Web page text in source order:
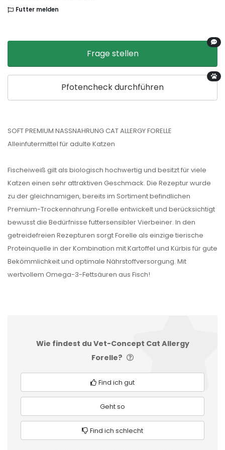
Futter melden
Frage stellen
Pfotencheck durchführen
SOFT PREMIUM NASSNAHRUNG CAT ALLERGY FORELLE
Alleinfutermittel für adulte Katzen
Fischeiweiß gilt als biologisch hochwertig und besitzt für viele
Katzen einen sehr attraktiven Geschmack. Die Rezeptur wurde
zu der gleichnamigen, bereits im Sortiment befindlichen
Premium-Trockennahrung Forelle entwickelt und berücksichtigt
bewusst die Bedürfnisse futtersensibler Vierbeiner. In den
getreidefreien Rezepturen sorgt Forelle als einzige tierische
Proteinquelle in der Kombination mit Kartoffel und Kürbis für gute
Bekömmlichkeit und optimale Nährstoffversorgung. Mit
wertvollem Omega-3-Fettsäuren aus Fisch!
Wie findest du Vet-Concept Cat Allergy
Forelle?
Find ich gut
Geht so
Find ich schlecht